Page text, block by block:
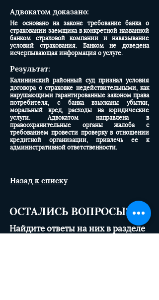
Адвокатом доказано:
Не основано на законе требование банка о
страховании заемщика в конкретной названной
банком страховой компании и навязывание
условий страхования. Банком не доведена
исчерпывающая информация о услуге.
Результат:
Калининский районный суд признал условия
договора о страховке недействительными, как
нарушающими гарантированные законом права
потребителя, с банка взысканы убытки,
моральный вред, расходы на юридические
услуги. Адвокатом направлена в
правоохранительные органы жалоба с
требованием провести проверку в отношении
кредитной организации, привлечь ее к
административной ответственности.
Назад к списку
ОСТАЛИСЬ ВОПРОСЫ?
Найдите ответы на них в разделе